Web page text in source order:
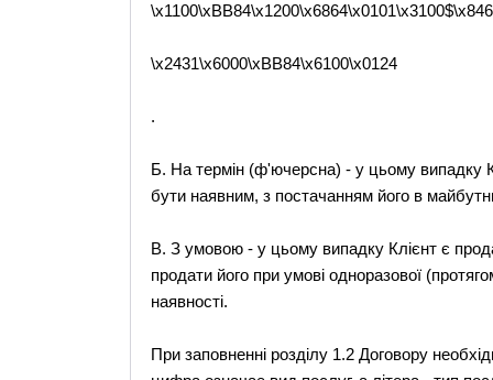
\x2431\x6000\xBB84\x6100\x0124
.
Б. На термін (ф'ючерсна) - у цьому випадку
бути наявним, з постачанням його в
В. З умовою - у цьому випадку Клієнт є
продати його при умові одноразової
наявності.
При заповненні розділу 1.2 Договору